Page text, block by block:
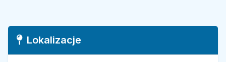
Lokalizacje